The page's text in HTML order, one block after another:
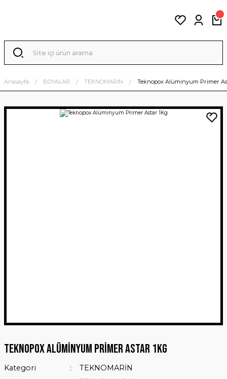
Anasayfa BOYALAR TEKNOMARİN Teknopox Alüminyum Primer
Teknopox Alüminyum Primer Astar 1Kg
Kategori
TEKNOMARİN